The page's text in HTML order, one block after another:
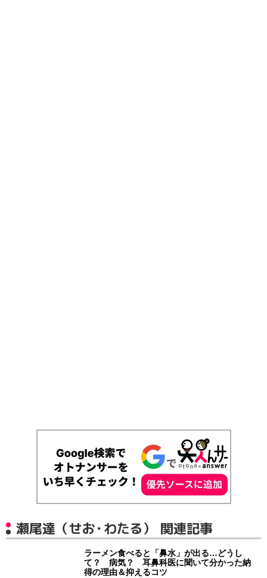
瀬尾達（せお・わたる） 関連記事
ラーメン食べると「鼻水」が出る…どうし
て？ 病気？ 耳鼻科医に聞いて分かった納
得の理由＆抑えるコツ